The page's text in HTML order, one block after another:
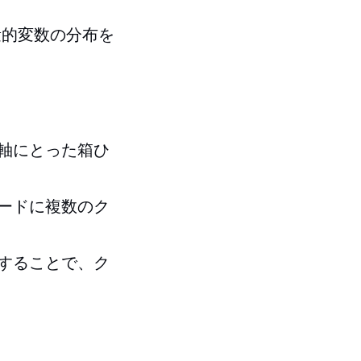
変数の分布を
にとった箱ひ
ドに複数のク
ることで、ク